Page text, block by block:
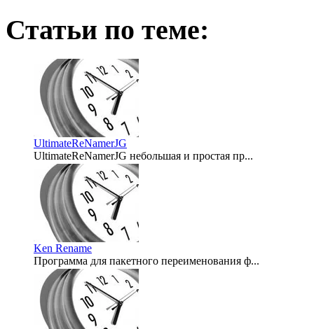
Статьи по теме:
UltimateReNamerJG
UltimateReNamerJG небольшая и простая пр...
2009-01-06
Ken Rename
Программа для пакетного переименования ф...
2009-01-06